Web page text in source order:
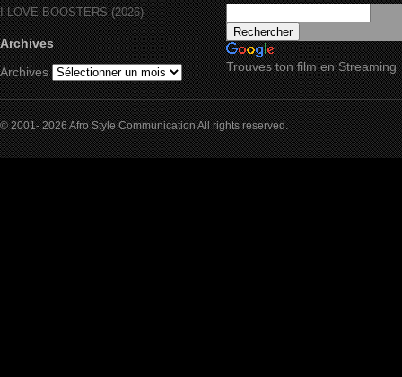
I LOVE BOOSTERS (2026)
Archives
Archives
Trouves ton film en Streaming
© 2001- 2026 Afro Style Communication All rights reserved.